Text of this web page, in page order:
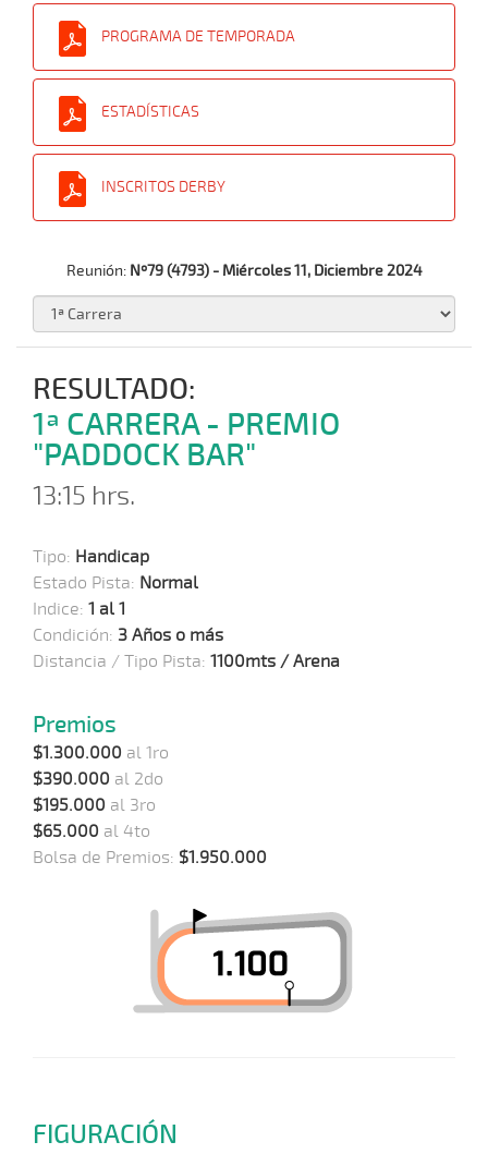
PROGRAMA DE TEMPORADA
ESTADÍSTICAS
INSCRITOS DERBY
Reunión: Nº79 (4793) - Miércoles 11, Diciembre 2024
RESULTADO:
1ª CARRERA - PREMIO
"PADDOCK BAR"
13:15 hrs.
Tipo: Handicap
Estado Pista: Normal
Indice: 1 al 1
Condición: 3 Años o más
Distancia / Tipo Pista: 1100mts / Arena
Premios
$1.300.000 al 1ro
$390.000 al 2do
$195.000 al 3ro
$65.000 al 4to
Bolsa de Premios: $1.950.000
FIGURACIÓN